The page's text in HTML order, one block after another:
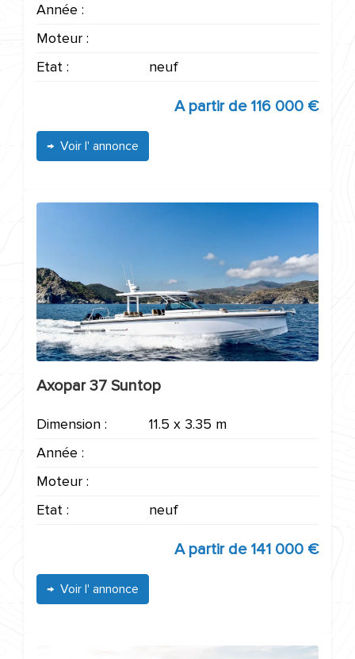
Année :
Moteur :
Etat :
neuf
A partir de116 000 €
Voir l' annonce
Axopar 37 Suntop
Dimension :
11.5 x 3.35 m
Année :
Moteur :
Etat :
neuf
A partir de141 000 €
Voir l' annonce